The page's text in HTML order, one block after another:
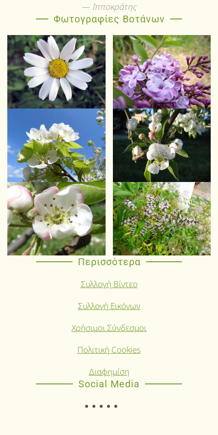
Ιπποκράτης
Φωτογραφίες Βοτάνων
Περισσότερα
Συλλογή Βίντεο
Συλλογή Εικόνων
Χρήσιμοι Σύνδεσμοι
Πολιτική Cookies
Διαφημίση
Social Media